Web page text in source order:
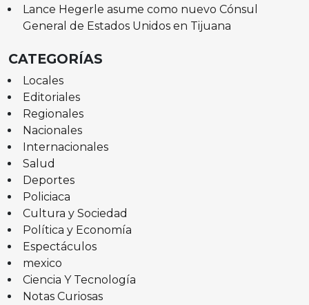
Lance Hegerle asume como nuevo Cónsul
General de Estados Unidos en Tijuana
CATEGORÍAS
Locales
Editoriales
Regionales
Nacionales
Internacionales
Salud
Deportes
Policiaca
Cultura y Sociedad
Política y Economía
Espectáculos
mexico
Ciencia Y Tecnología
Notas Curiosas